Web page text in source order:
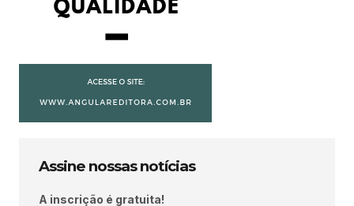
Assine nossas notícias
A inscrição é gratuita!